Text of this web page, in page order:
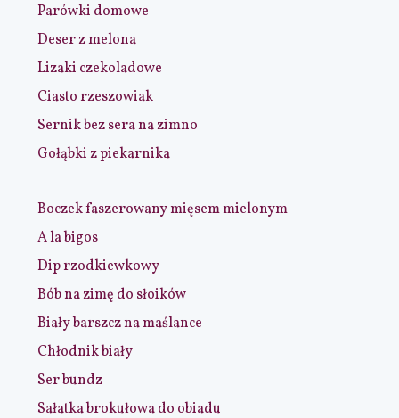
Parówki domowe
Deser z melona
Lizaki czekoladowe
Ciasto rzeszowiak
Sernik bez sera na zimno
Gołąbki z piekarnika
Boczek faszerowany mięsem mielonym
A la bigos
Dip rzodkiewkowy
Bób na zimę do słoików
Biały barszcz na maślance
Chłodnik biały
Ser bundz
Sałatka brokułowa do obiadu